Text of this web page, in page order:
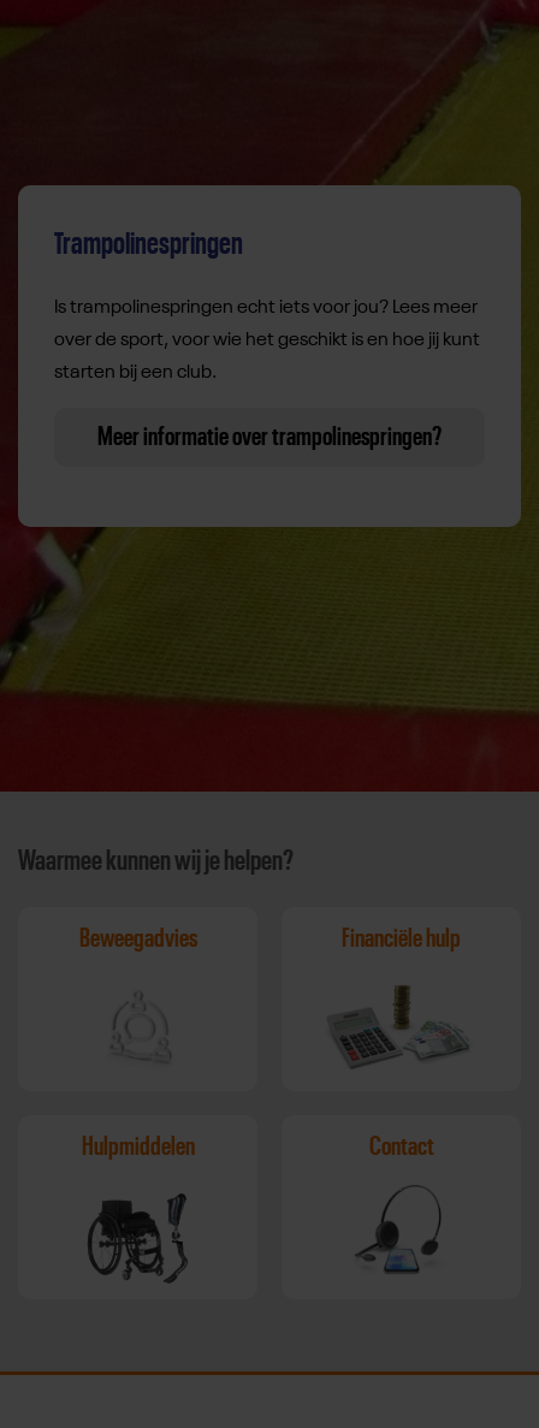
Trampolinespringen
Is trampolinespringen echt iets voor jou? Lees meer
over de sport, voor wie het geschikt is en hoe jij kunt
starten bij een club.
Meer informatie over trampolinespringen?
Waarmee kunnen wij je helpen?
Beweegadvies Financiële hulp
Hulpmiddelen Contact